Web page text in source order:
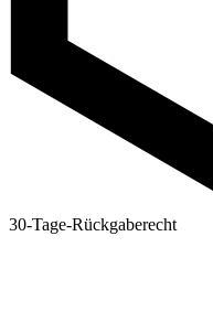
30-Tage-Rückgaberecht